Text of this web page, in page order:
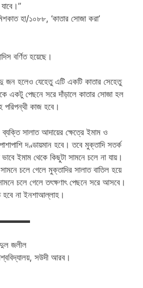
হা/১০৮৮, ‘কাতার সোজা করা’
বর্ণিত হয়েছে।
জন হলেও যেহেতু এটি একটি কাতার সেহেতু
একটু পেছনে সরে দাঁড়ালে কাতার সোজা হল
পরিপন্থী কাজ হবে।
সালাত আদায়ের ক্ষেত্রে ইমাম ও
দণ্ডায়মান হবে। তবে মুক্তাদি সতর্ক
ইমাম থেকে কিছুটা সামনে চলে না যায়।
চলে গেলে মুক্তাদির সালাত বাতিল হয়ে
চলে গেলে তৎক্ষণাৎ পেছনে সরে আসবে।
হবে না ইনশাআল্লাহ।
▬▬▬▬
জলীল
সউদী আরব।